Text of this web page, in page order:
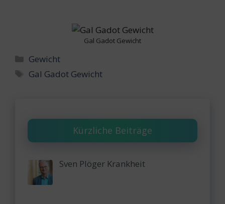
Gal Gadot Gewicht
Categories
Gewicht
Tags
Gal Gadot Gewicht
Kürzliche Beiträge
Sven Plöger Krankheit